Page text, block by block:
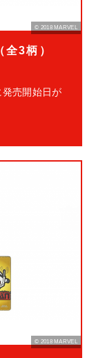
© 2018 MARVEL
全3柄）
売開始日が
© 2018 MARVEL